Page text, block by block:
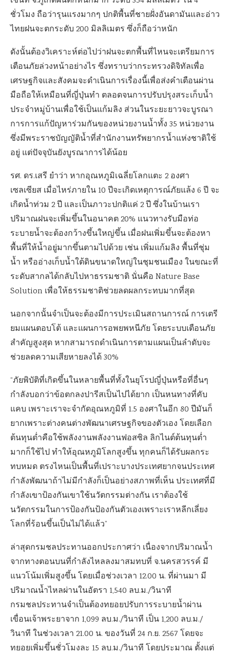
ชั่วโมง ถือว่ารุนแรงมากๆ ปกติพื้นที่ชายฝั่งอันดามันและอ่าว
ไทยฝนจะตกระดับ 200 มิลลิเมตร ซึ่งก็ถือว่าหนัก
ดังนั้นต้องวิเคราะห์ต่อไปว่าฝนจะตกพื้นที่ไหนจะเตรียมการ
เตือนภัยล่วงหน้าอย่างไร ซึ่งทราบว่ากระทรวงดิจิทัลเพื่อ
เศรษฐกิจและสังคมจะดำเนินการเรื่องนี้เพื่อส่งคำเตือนผ่าน
มือถือให้เหมือนที่ญี่ปุ่นทำ ตลอดจนการปรับปรุงสระเก็บน้ำ
ประจำหมู่บ้านเพื่อใช้เป็นแก้มลิง ส่วนในระยะยาวจะบูรณา
การการแก้ปัญหาร่วมกันของหน่วยงานน้ำทั้ง 35 หน่วยงาน
ซึ่งมีพระราชบัญญัติน้ำที่สำนักงานทรัพยากรน้ำแห่งชาติใช้
อยู่ แต่ปัจจุบันยังบูรณาการได้น้อย
รศ. ดร.เสรี ยำว่า หากอุณหภูมิเฉลี่ยโลกแตะ 2 องศา
เซลเซียส เมื่อไหร่ภายใน 10 ปีจะเกิดเหตุการณ์ภัยแล้ง 6 ปี จะ
เกิดน้ำท่วม 2 ปี และเป็นภาวะปกติแค่ 2 ปี ซึ่งในบ้านเรา
ปริมาณฝนจะเพิ่มขึ้นในอนาคต 20% แนวทางรับมือท่อ
ระบายน้ำจะต้องกว้างขึ้นใหญ่ขึ้น เมื่อฝนเพิ่มขึ้นจะต้องหา
พื้นที่ให้น้ำอยู่มากขึ้นตามไปด้วย เช่น เพิ่มแก้มลิง พื้นที่ชุ่ม
น้ำ หรืออ่างเก็บน้ำใต้ดินขนาดใหญ่ในชุมชนเมือง ในขณะที่
ระดับสากลได้กลับไปหาธรรมชาติ นั่นคือ Nature Base
Solution เพื่อให้ธรรมชาติช่วยลดผลกระทบมากที่สุด
นอกจากนั้นจำเป็นจะต้องมีการประเมินสถานการณ์ การเตรี
ยมแผนตอบโต้ และแผนการอพยพหนีภัย โดยระบบเตือนภัย
สำคัญสูงสุด หากสามารถดำเนินการตามแผนเป็นลำดับจะ
ช่วยลดความเสียหายลงได้ 30%
“ภัยพิบัติที่เกิดขึ้นในหลายพื้นที่ทั้งในยุโรปญี่ปุ่นหรือที่อื่นๆ
กำลังบอกว่าข้อตกลงปารีสเป็นไปได้ยาก เป็นหนทางที่คับ
แคบ เพราะเราจะจำกัดอุณหภูมิที่ 1.5 องศาในอีก 80 ปีมันก็
ยากเพราะต่างคนต่างพัฒนาเศรษฐกิจของตัวเอง โดยเลือก
ต้นทุนต่ำคือใช้พลังงานพลังงานฟอสซิล ลิกไนต์ต้นทุนต่ำ
มากก็ใช้ไป ทำให้อุณหภูมิโลกสูงขึ้น ทุกคนก็ได้รับผลกระ
ทบหมด ตรงไหนเป็นพื้นที่เปราะบางประเทศยากจนประเทศ
กำลังพัฒนาถ้าไม่มีกำลังก็เป็นอย่างสภาพที่เห็น ประเทศที่มี
กำลังเขาป้องกันเขาใช้นวัตกรรมต่างกัน เราต้องใช้
นวัตกรรมในการป้องกันป้องกันตัวเองเพราะเราหลีกเลี่ยง
โลกที่ร้อนขึ้นเป็นไม่ได้แล้ว”
ล่าสุดกรมชลประทานออกประกาศว่า เนื่องจากปริมาณน้ำ
จากทางตอนบนที่กำลังไหลลงมาสมทบที่ จ.นครสวรรค์ มี
แนวโน้มเพิ่มสูงขึ้น โดยเมื่อช่วงเวลา 12.00 น. ที่ผ่านมา มี
ปริมาณน้ำไหลผ่านในอัตรา 1,540 ลบ.ม./วินาที
กรมชลประทานจำเป็นต้องทยอยปรับการระบายน้ำผ่าน
เขื่อนเจ้าพระยาจาก 1,099 ลบ.ม./วินาที เป็น 1,200 ลบ.ม./
วินาที ในช่วงเวลา 21.00 น. ของวันที่ 24 ก.ย. 2567 โดยจะ
ทยอยเพิ่มขึ้นชั่วโมงละ 15 ลบ.ม./วินาที โดยประมาณ ตั้งแต่